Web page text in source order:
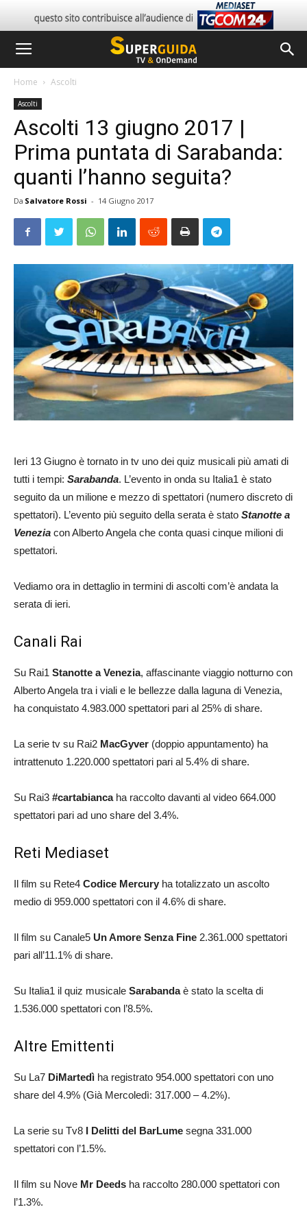
Home Ascolti
Ascolti
Ascolti 13 giugno 2017 |
Prima puntata di Sarabanda:
quanti l’hanno seguita?
Da Salvatore Rossi - 14 Giugno 2017
Ieri 13 Giugno è tornato in tv uno dei quiz musicali più amati di
tutti i tempi: Sarabanda. L’evento in onda su Italia1 è stato
seguito da un milione e mezzo di spettatori (numero discreto di
spettatori). L’evento più seguito della serata è stato Stanotte a
Venezia con Alberto Angela che conta quasi cinque milioni di
spettatori.
Vediamo ora in dettaglio in termini di ascolti com’è andata la
serata di ieri.
Canali Rai
Su Rai1 Stanotte a Venezia, affascinante viaggio notturno con
Alberto Angela tra i viali e le bellezze dalla laguna di Venezia,
ha conquistato 4.983.000 spettatori pari al 25% di share.
La serie tv su Rai2 MacGyver (doppio appuntamento) ha
intrattenuto 1.220.000 spettatori pari al 5.4% di share.
Su Rai3 #cartabiancaha raccolto davanti al video 664.000
spettatori pari ad uno share del 3.4%.
Reti Mediaset
Il film su Rete4 Codice Mercury ha totalizzato un ascolto
medio di 959.000 spettatori con il 4.6% di share.
Il film su Canale5 Un Amore Senza Fine 2.361.000 spettatori
pari all’11.1% di share.
Su Italia1 il quiz musicale Sarabandaè stato la scelta di
1.536.000 spettatori con l’8.5%.
Altre Emittenti
Su La7 DiMartedì ha registrato 954.000 spettatori con uno
share del 4.9% (Già Mercoledì: 317.000 – 4.2%).
La serie su Tv8 I Delitti del BarLume segna 331.000
spettatori con l’1.5%.
Il film su Nove Mr Deeds ha raccolto 280.000 spettatori con
l’1.3%.